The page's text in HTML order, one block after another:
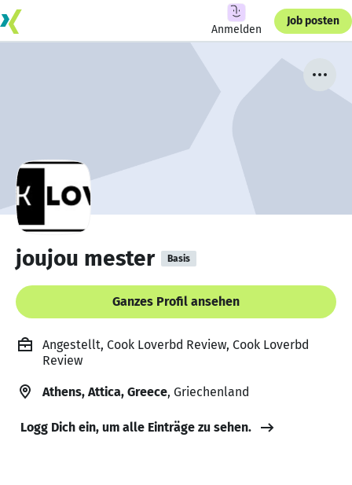
Anmelden
Job posten
joujou mester Basis
Ganzes Profil ansehen
Angestellt, Cook Loverbd Review, Cook Loverbd
Review
Athens, Attica, Greece, Griechenland
Logg Dich ein, um alle Einträge zu sehen.